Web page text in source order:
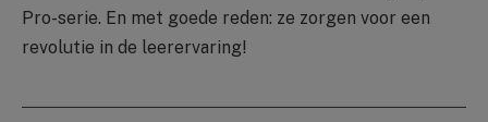
Pro-serie. En met goede reden: ze zorgen voor een
revolutie in de leerervaring!